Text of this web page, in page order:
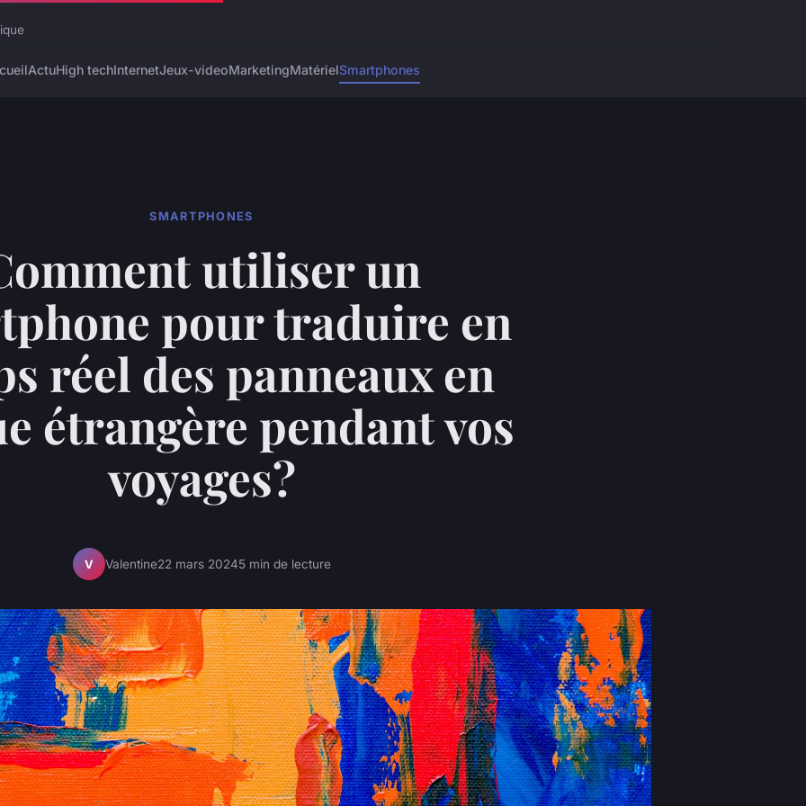
ActuHigh techInternetJeux-videoMarketingMatérielSmartphones
SMARTPHONES
utiliser un
pour traduire en
réel des panneaux en
étrangère pendant vos
voyages?
V Valentine22 mars 20245 min de lecture